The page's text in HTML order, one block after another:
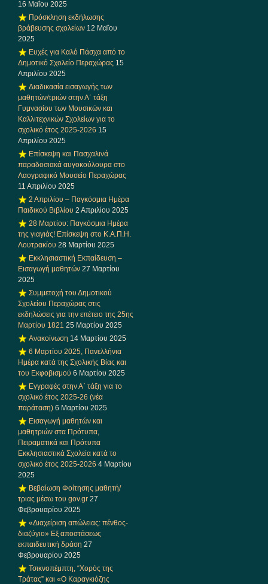
16 Μαΐου 2025
Πρόσκληση εκδήλωσης
βράβευσης σχολείων 12 Μαΐου
2025
Ευχές για Καλό Πάσχα από το
Δημοτικό Σχολείο Περαχώρας 15
Απριλίου 2025
Διαδικασία εισαγωγής των
μαθητών/τριών στην Α΄ τάξη
Γυμνασίου των Μουσικών και
Καλλιτεχνικών Σχολείων για το
σχολικό έτος 2025-2026 15
Απριλίου 2025
Επίσκεψη και Πασχαλινά
παραδοσιακά αυγοκούλουρα στο
Λαογραφικό Μουσείο Περαχώρας
11 Απριλίου 2025
2 Απριλίου – Παγκόσμια Ημέρα
Παιδικού Βιβλίου 2 Απριλίου 2025
28 Μαρτίου: Παγκόσμια Ημέρα
της γιαγιάς! Επίσκεψη στο Κ.Α.Π.Η.
Λουτρακίου 28 Μαρτίου 2025
Εκκλησιαστική Εκπαίδευση –
Εισαγωγή μαθητών 27 Μαρτίου
2025
Συμμετοχή του Δημοτικού
Σχολείου Περαχώρας στις
εκδηλώσεις για την επέτειο της 25ης
Μαρτίου 1821 25 Μαρτίου 2025
Ανακοίνωση 14 Μαρτίου 2025
6 Μαρτίου 2025, Πανελλήνια
Ημέρα κατά της Σχολικής Βίας και
του Εκφοβισμού 6 Μαρτίου 2025
Εγγραφές στην Α΄ τάξη για το
σχολικό έτος 2025-26 (νέα
παράταση) 6 Μαρτίου 2025
Εισαγωγή μαθητών και
μαθητριών στα Πρότυπα,
Πειραματικά και Πρότυπα
Εκκλησιαστικά Σχολεία κατά το
σχολικό έτος 2025-2026 4 Μαρτίου
2025
Βεβαίωση Φοίτησης μαθητή/
τριας μέσω του gov.gr 27
Φεβρουαρίου 2025
«Διαχείριση απώλειας: πένθος-
διαζύγιο» Eξ αποστάσεως
εκπαιδευτική δράση 27
Φεβρουαρίου 2025
Τσικνοπέμπτη, “Χορός της
Τράτας” και «Ο Καραγκιόζης